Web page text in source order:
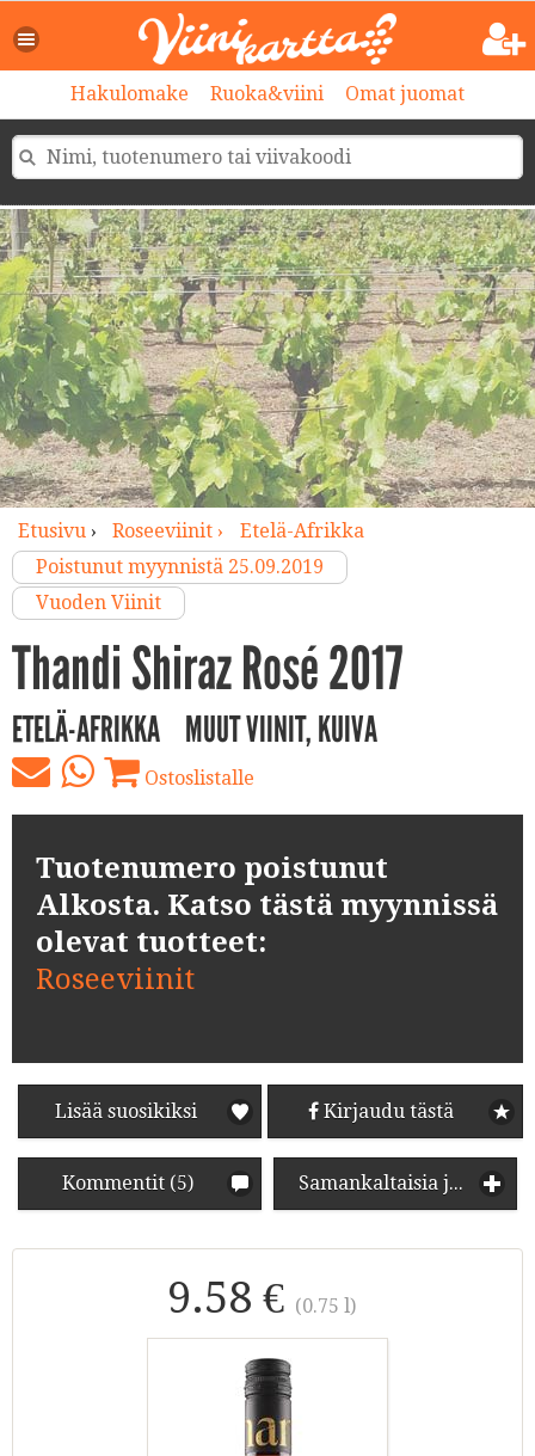
Hakulomake Ruoka&viini Omat juomat
Etusivu› Roseeviinit ›
Etelä-Afrikka
Poistunut myynnistä 25.09.2019
Vuoden Viinit
Thandi Shiraz Rosé 2017
ETELÄ-AFRIKKA MUUT VIINIT, KUIVA
Ostoslistalle
Tuotenumero poistunut
Alkosta. Katso tästä myynnissä
olevat tuotteet:
Roseeviinit
Lisää suosikiksi Kirjaudu tästä
Kommentit (5) Samankaltaisia juomia
9.58 € (0.75 l)